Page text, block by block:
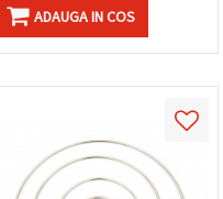
ADAUGA IN COS